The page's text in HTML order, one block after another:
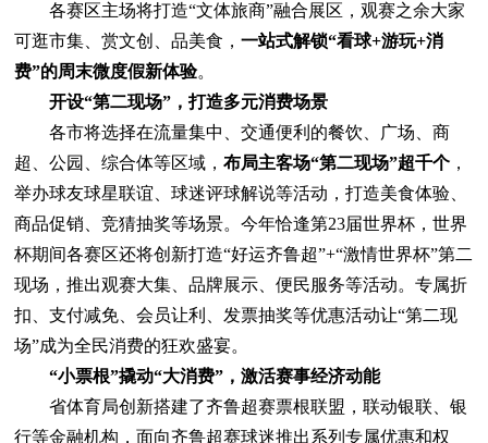
各赛区主场将打造“文体旅商”融合展区，观赛之余大家
可逛市集、赏文创、品美食，一站式解锁“看球+游玩+消
费”的周末微度假新体验。
开设“第二现场”，打造多元消费场景
各市将选择在流量集中、交通便利的餐饮、广场、商
超、公园、综合体等区域，布局主客场“第二现场”超千个 ，
举办球友球星联谊、球迷评球解说等活动，打造美食体验、
商品促销、竞猜抽奖等场景。今年恰逢第23届世界杯，世界
杯期间各赛区还将创新打造“好运齐鲁超”+“激情世界杯”第二
现场，推出观赛大集、品牌展示、便民服务等活动。专属折
扣、支付减免、会员让利、发票抽奖等优惠活动让“第二现
场”成为全民消费的狂欢盛宴。
“小票根”撬动“大消费”，激活赛事经济动能
省体育局创新搭建了齐鲁超赛票根联盟，联动银联、银
行等金融机构，面向齐鲁超赛球迷推出系列专属优惠和权